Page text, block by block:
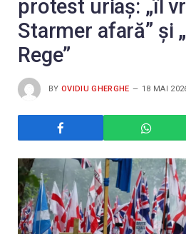
protest uriaș: „îl
Starmer afară” și
Rege”
BY OVIDIU GHERGHE 18 MAI